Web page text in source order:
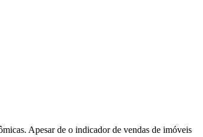
Apesar de o indicador de vendas de imóveis